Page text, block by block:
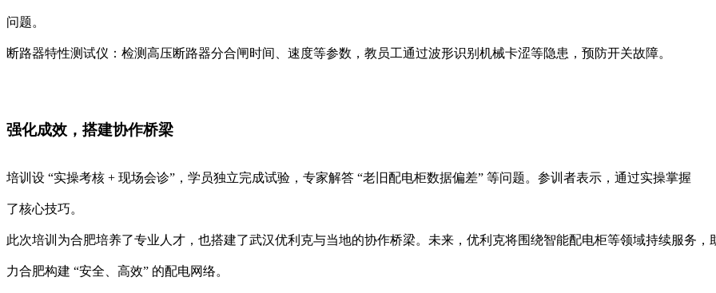
问题。​
断路器特性测试仪：检测高压断路器分合闸时间、速度等参数，教员工通过波形识别机械卡涩等隐患，预防开关故障。​
强化成效，搭建协作桥梁​
培训设 “实操考核 + 现场会诊”，学员独立完成试验，专家解答 “老旧配电柜数据偏差” 等问题。参训者表示，通过实操掌握
了核心技巧。​
此次培训为合肥培养了专业人才，也搭建了武汉优利克与当地的协作桥梁。未来，优利克将围绕智能配电柜等领域持续服务，
力合肥构建 “安全、高效” 的配电网络。